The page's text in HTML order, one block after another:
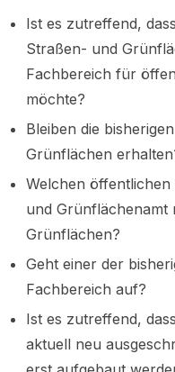
Ist es zutreffend,
Straßen- und
Fachbereich für
möchte?
Bleiben die
Grünflächen
Welchen
und Grünflächenamt
Grünflächen?
Geht einer der
Fachbereich auf?
Ist es zutreffend,
aktuell neu